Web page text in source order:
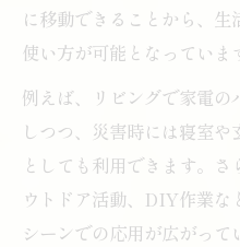
に移動できることから、
使い方が可能となっていま
例えば、リビングで家電
しつつ、災害時には寝室
としても利用できます。
ウトドア活動、DIY作業な
シーンでの応用が広がっ